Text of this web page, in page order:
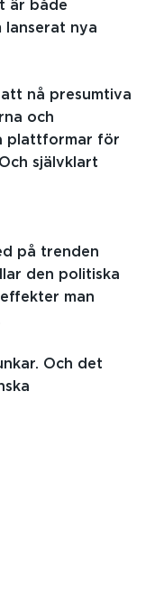
är både
lanserat nya
nå presumtiva
och
plattformar för
självklart
på trenden
den politiska
man
Och det